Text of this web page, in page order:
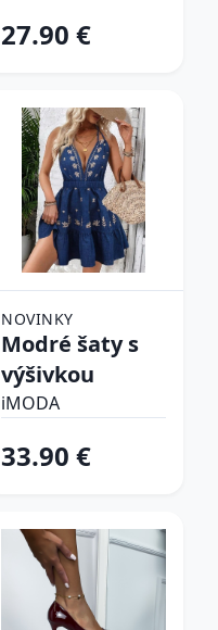
27.90 €
NOVINKY
Modré šaty s
výšivkou
iMODA
33.90 €